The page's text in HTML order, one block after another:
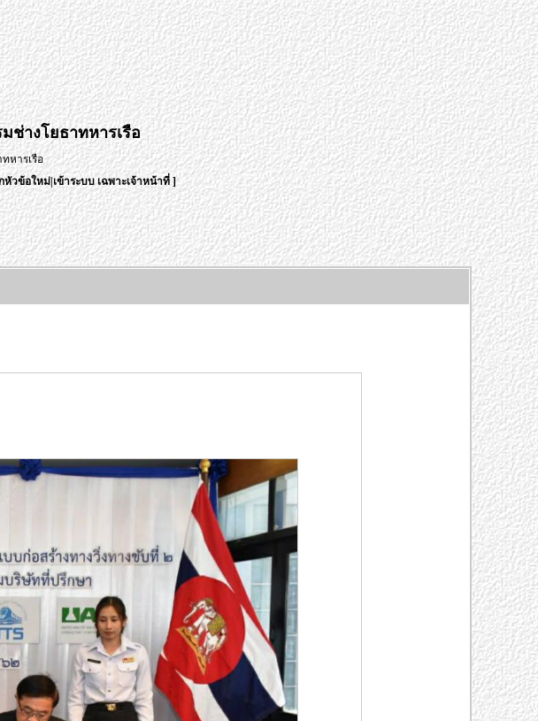
ช่างโยธาทหารเรือ
หารเรือ
หัวข้อใหม่|เข้าระบบ เฉพาะเจ้าหน้าที่]